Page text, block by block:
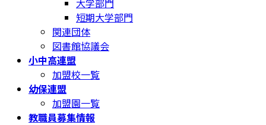
大学部門
短期大学部門
関連団体
図書館協議会
小中高連盟
加盟校一覧
幼保連盟
加盟園一覧
教職員募集情報